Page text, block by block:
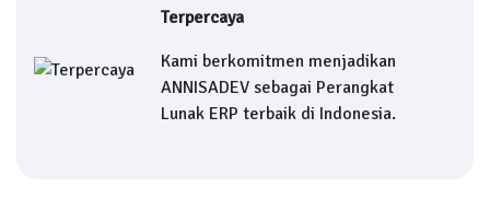
Terpercaya
Kami berkomitmen menjadikan
ANNISADEV sebagai Perangkat
Lunak ERP terbaik di Indonesia.